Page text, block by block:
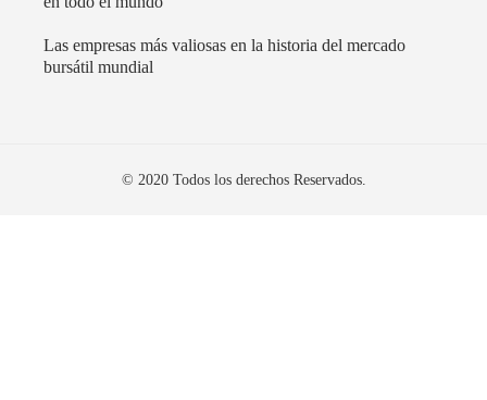
Las empresas más valiosas en la historia del mercado
bursátil mundial
© 2020 Todos los derechos Reservados.